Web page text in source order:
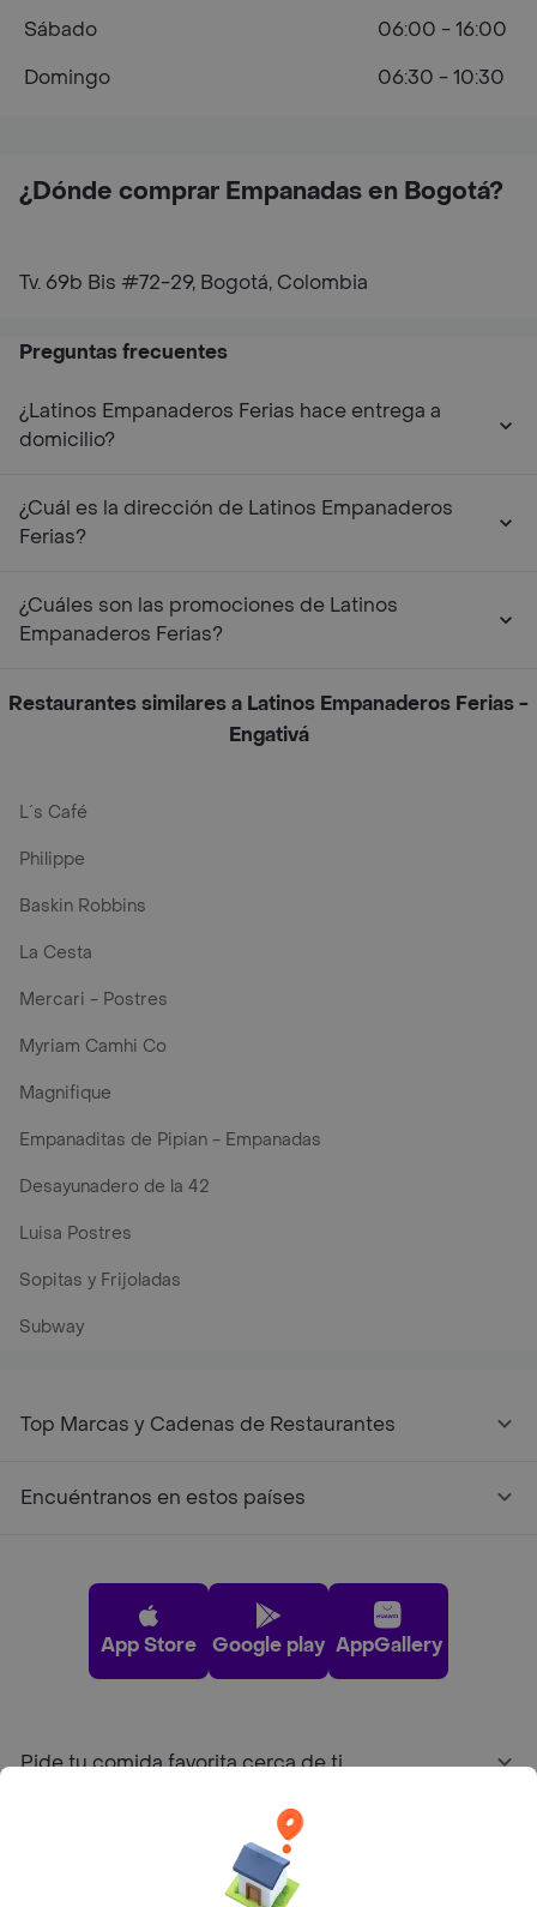
¿Dónde comprar Empanadas en Bogotá?
Tv. 69b Bis #72-29, Bogotá, Colombia
Sábado
06:00 - 16:00
Domingo
06:30 - 10:30
Preguntas frecuentes
¿Latinos Empanaderos Ferias hace entrega a
domicilio?
¿Cuál es la dirección de Latinos Empanaderos
Ferias?
¿Cuáles son las promociones de Latinos
Empanaderos Ferias?
Restaurantes similares a Latinos Empanaderos Ferias -
Engativá
L´s Café
Philippe
Baskin Robbins
La Cesta
Mercari - Postres
Myriam Camhi Co
Magnifique
Empanaditas de Pipian - Empanadas
Desayunadero de la 42
Luisa Postres
Sopitas y Frijoladas
Subway
Top Marcas y Cadenas de Restaurantes
Encuéntranos en estos países
App Store Google play AppGallery
Pide tu comida favorita cerca de ti